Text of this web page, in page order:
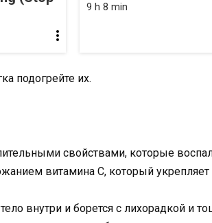
9 h 8 min
подогрейте их.
свойствами, которые
витамина С, который
внутри и борется с лихорадкой и